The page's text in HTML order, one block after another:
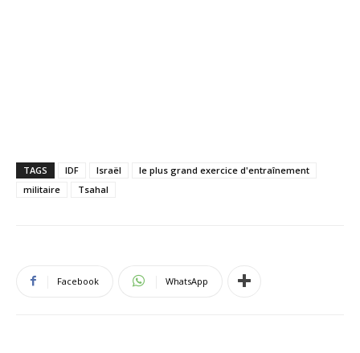
TAGS IDF Israël
le plus grand exercice d'entraînement
militaire
Tsahal
Facebook WhatsApp